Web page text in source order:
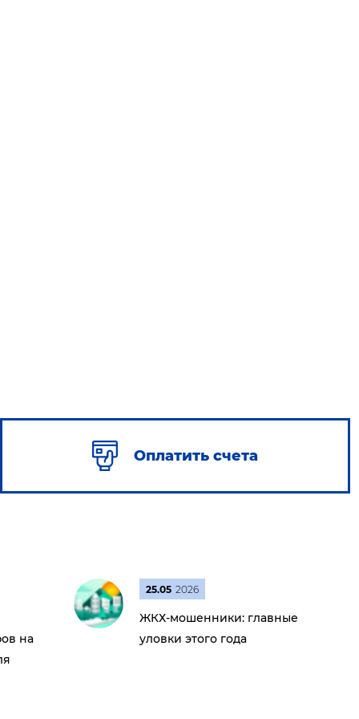
Оплатить счета
на
25.05 2026
ЖКХ-мошенники: главные
уловки этого года